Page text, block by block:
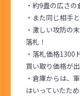
・約9畳の広さの
・また同じ相手
・激しい攻防の
落札！
・落札価格1300
買い取り価格が
・倉庫からは、
はいっていたた